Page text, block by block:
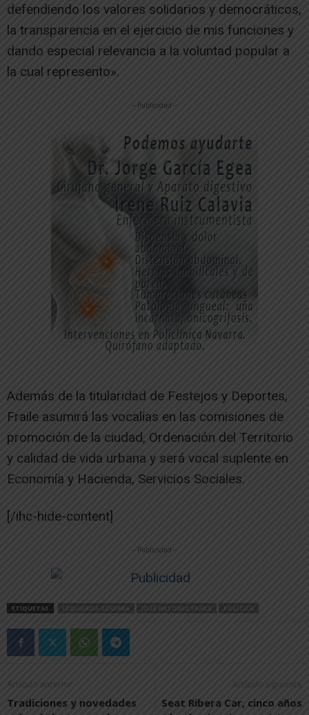
defendiendo los valores solidarios y democráticos,
la transparencia en el ejercicio de mis funciones y
dando especial relevancia a la voluntad popular a
la cual represento».
-- Publicidad --
Además de la titularidad de Festejos y Deportes,
Fraile asumirá las vocalías en las comisiones de
promoción de la ciudad, Ordenación del Territorio
y calidad de vida urbana y será vocal suplente en
Economía y Hacienda, Servicios Sociales.
[/ihc-hide-content]
-- Publicidad --
ETIQUETAS IZQUIERDA-EZKERRA JOSÉ ANTONIO FRAILE POLÍTICA
Artículo anterior
Tradiciones y novedades
Artículo siguiente
Seat Ribera Car, cinco años